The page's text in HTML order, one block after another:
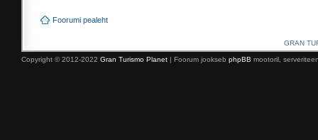
Foorumi pealeht
GRAN
Copyright © 2012-2022 Gran Turismo Planet | Foorum jookseb phpBB mootoril,